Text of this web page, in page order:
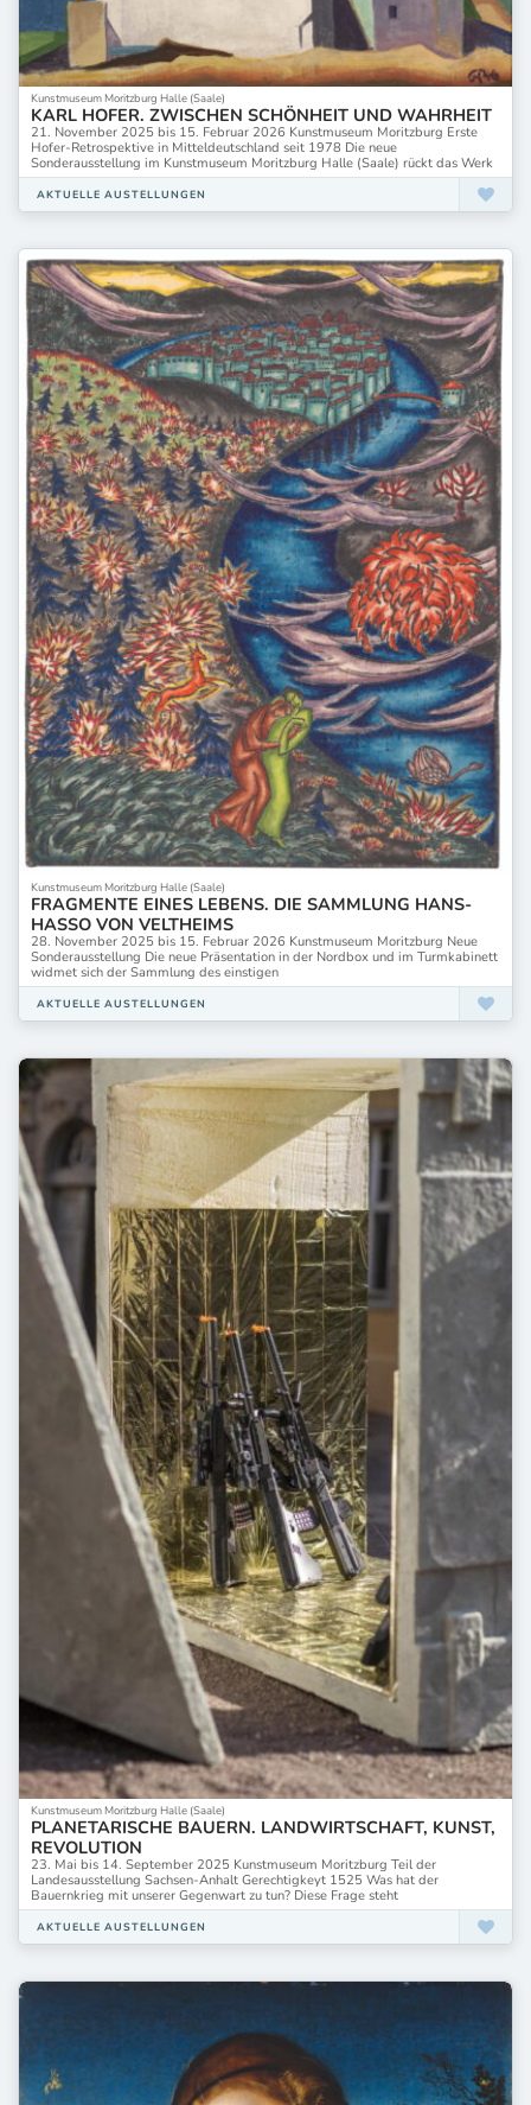
Kunstmuseum Moritzburg Halle (Saale)
KARL HOFER. ZWISCHEN SCHÖNHEIT UND WAHRHEIT
21. November 2025 bis 15. Februar 2026 Kunstmuseum Moritzburg Erste
Hofer-Retrospektive in Mitteldeutschland seit 1978 Die neue
Sonderausstellung im Kunstmuseum Moritzburg Halle (Saale) rückt das Werk
AKTUELLE AUSTELLUNGEN
Kunstmuseum Moritzburg Halle (Saale)
FRAGMENTE EINES LEBENS. DIE SAMMLUNG HANS-
HASSO VON VELTHEIMS
28. November 2025 bis 15. Februar 2026 Kunstmuseum Moritzburg Neue
Sonderausstellung Die neue Präsentation in der Nordbox und im Turmkabinett
widmet sich der Sammlung des einstigen
AKTUELLE AUSTELLUNGEN
Kunstmuseum Moritzburg Halle (Saale)
PLANETARISCHE BAUERN. LANDWIRTSCHAFT, KUNST,
REVOLUTION
23. Mai bis 14. September 2025 Kunstmuseum Moritzburg Teil der
Landesausstellung Sachsen-Anhalt Gerechtigkeyt 1525 Was hat der
Bauernkrieg mit unserer Gegenwart zu tun? Diese Frage steht
AKTUELLE AUSTELLUNGEN